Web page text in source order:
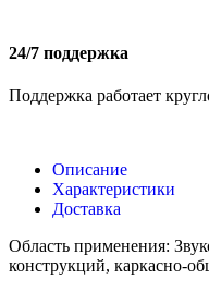
24/7 поддержка
Поддержка работает
Описание
Характеристики
Доставка
Область применения:
конструкций, каркасно-